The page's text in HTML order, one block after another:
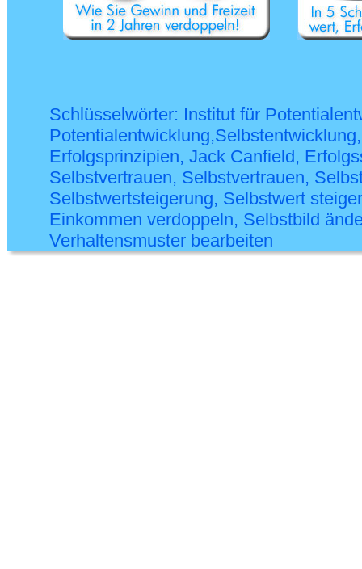
Schlüsselwörter: Institut für
Erfolgsprinzipien, Jack Canfield,
Selbstvertrauen, Selbstvertrauen,
Selbstwertsteigerung, Selbstwert
Einkommen verdoppeln, Selbstbild
Verhaltensmuster bearbeiten